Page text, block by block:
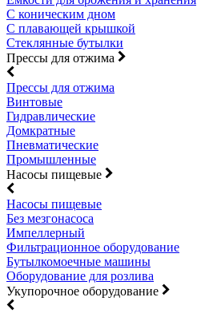
С коническим дном
С плавающей крышкой
Стеклянные бутылки
Прессы для отжима
Прессы для отжима
Винтовые
Гидравлические
Домкратные
Пневматические
Промышленные
Насосы пищевые
Насосы пищевые
Без мезгонасоса
Импеллерный
Фильтрационное оборудование
Бутылкомоечные машины
Оборудование для розлива
Укупорочное оборудование